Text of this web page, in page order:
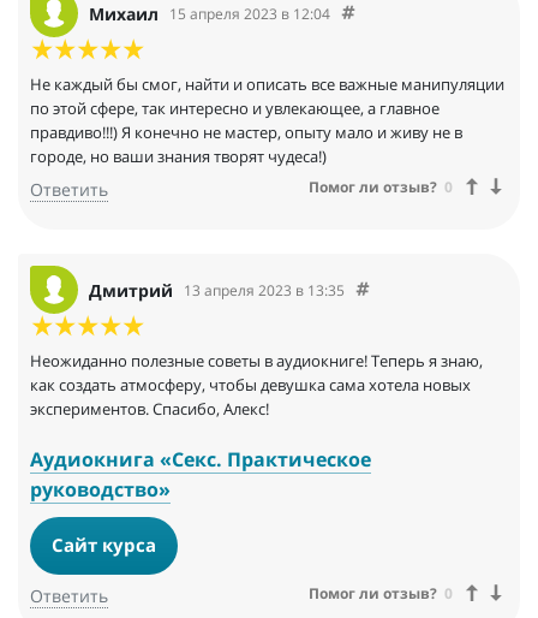
Михаил 15 апреля 2023 в 12:04
Не каждый бы смог, найти и описать все важные манипуляции
по этой сфере, так интересно и увлекающее, а главное
правдиво!!!) Я конечно не мастер, опыту мало и живу не в
городе, но ваши знания творят чудеса!)
Ответить Помог ли отзыв? 0
Дмитрий 13 апреля 2023 в 13:35
Неожиданно полезные советы в аудиокниге! Теперь я знаю,
как создать атмосферу, чтобы девушка сама хотела новых
экспериментов. Спасибо, Алекс!
Аудиокнига «Секс. Практическое
руководство»
Сайт курса
Ответить Помог ли отзыв? 0